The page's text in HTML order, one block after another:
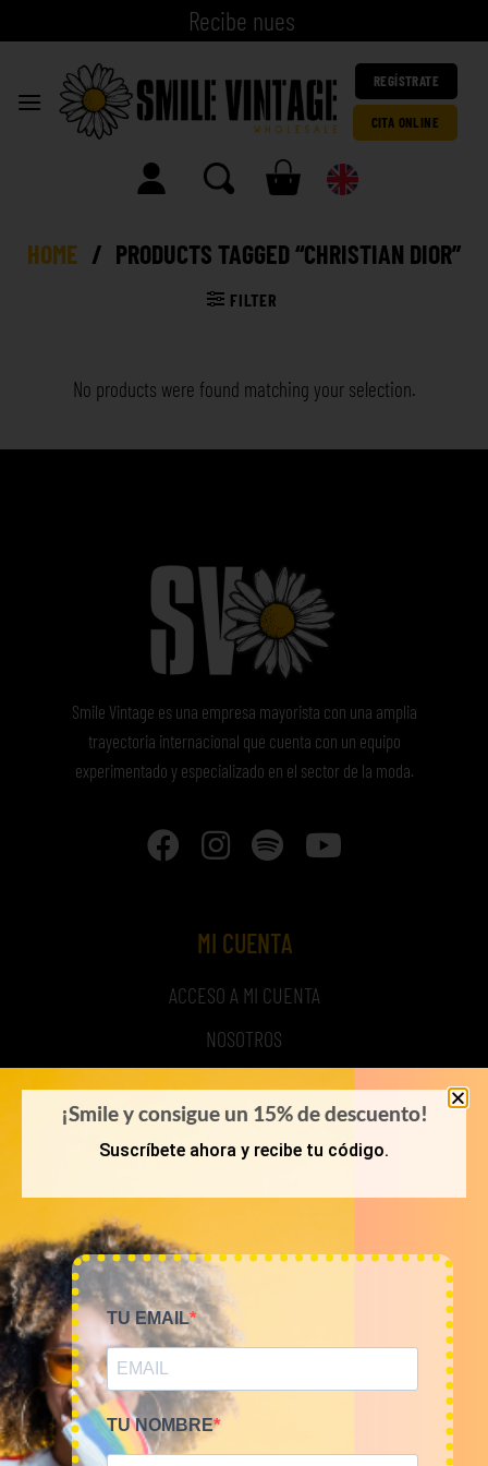
Reci be |
REGÍSTRATE
CITA ONLINE
HOME / PRODUCTS TAGGED “CHRISTIAN DIOR”
FILTER
No products were found matching your selection.
Smile Vintage es una empresa mayorista con una amplia
trayectoria internacional que cuenta con un equipo
experimentado y especializado en el sector de la moda.
MI CUENTA
ACCESO A MI CUENTA
NOSOTROS
BLOG
COMPRA POR KILOS O LOTES
MUJER
NOVEDADES
¡Smile y consigue un 15% de descuento!
Suscríbete ahora y recibe tu código.
TU EMAIL
TU NOMBRE